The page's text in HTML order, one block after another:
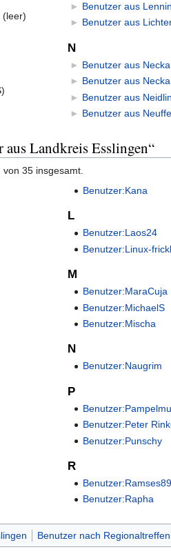
(leer)
► Benutzer aus
► Benutzer aus
N
► Benutzer aus
► Benutzer aus
► Benutzer aus
► Benutzer aus
Landkreis Esslingen“
35 insgesamt.
Benutzer:Kana
L
Benutzer:Laos24
Benutzer:Linux-
M
Benutzer:MaraCuja
Benutzer:MichaelS
Benutzer:Mischa
N
Benutzer:Naugrim
P
Benutzer:Peter
Benutzer:Punschy
R
Benutzer:Ramses89
Benutzer:Rapha
Benutzer nach Regionaltreffen